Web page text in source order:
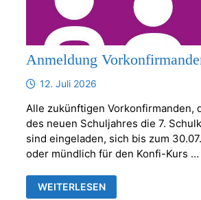
Anmeldung
12. Juli 2026
Alle zukünftigen Vorkonfirmanden,
des neuen Schuljahres die 7.
sind eingeladen, sich bis zum
oder mündlich für den Konfi-Kurs …
ANMELDUNG
VORKONFIRMANDEN
WEITERLESEN